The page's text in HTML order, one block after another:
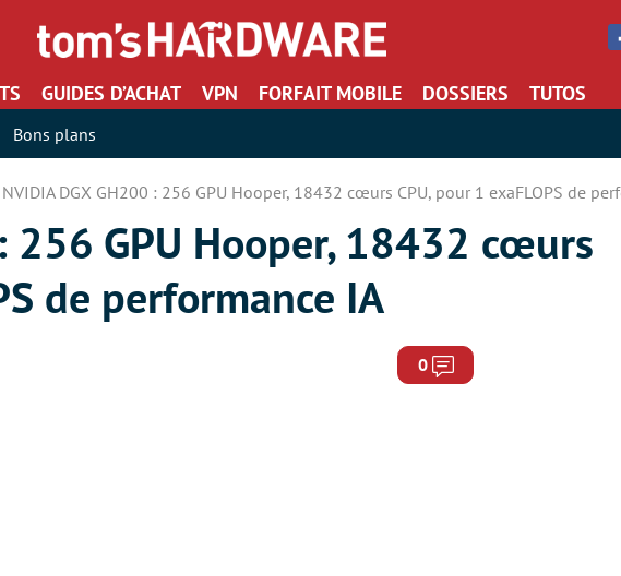
GUIDES D’ACHAT VPN FORFAIT MOBILE DOSSIERS TUTOS
Bons plans
NVIDIA DGX GH200 : 256 GPU Hooper, 18432 cœurs CPU, pour 1 exaFLOPS de
256 GPU Hooper, 18432 cœurs
de performance IA
0 Commentaires